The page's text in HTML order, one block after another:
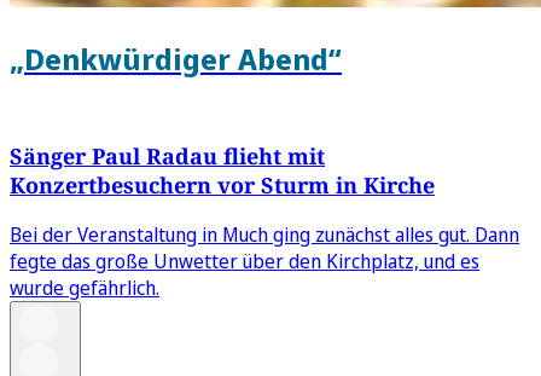
„Denkwürdiger Abend“
Sänger Paul Radau flieht mit
Konzertbesuchern vor Sturm in Kirche
Bei der Veranstaltung in Much ging zunächst alles gut. Dann
fegte das große Unwetter über den Kirchplatz, und es
wurde gefährlich.